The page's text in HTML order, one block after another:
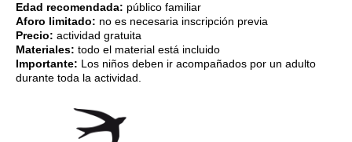
Edad recomendada: público familiar
Aforo limitado: no es necesaria inscripción previa
Precio: actividad gratuita
Materiales: todo el material está incluido
Importante: Los niños deben ir acompañados por un adulto
durante toda la actividad.